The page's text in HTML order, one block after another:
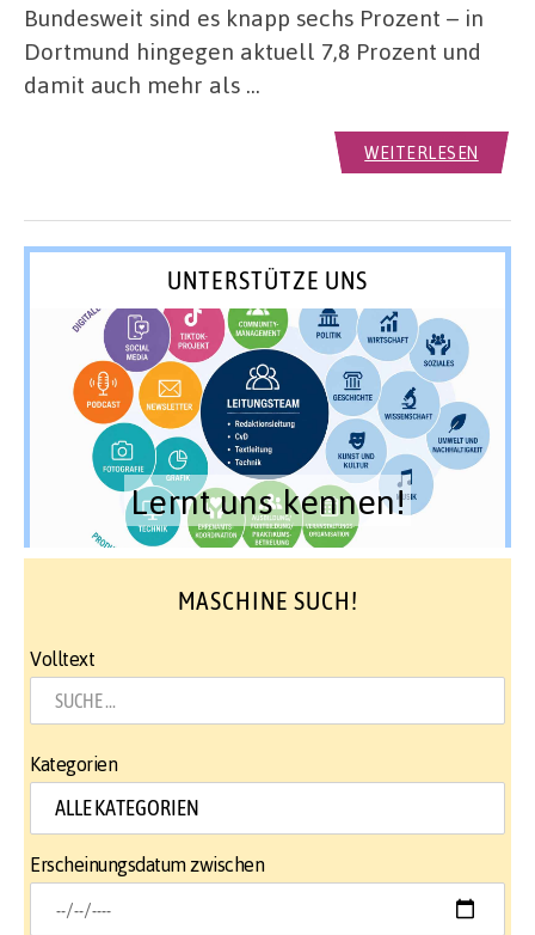
Bundesweit sind es knapp sechs Prozent – in
Dortmund hingegen aktuell 7,8 Prozent und
damit auch mehr als …
WEITERLESEN
UNTERSTÜTZE UNS
Lernt uns kennen!
MASCHINE SUCH!
Volltext
Kategorien
Erscheinungsdatum zwischen